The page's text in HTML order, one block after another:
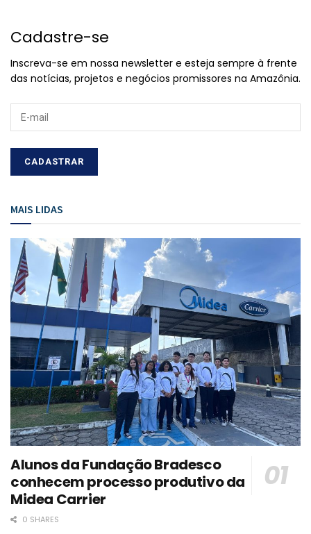
Cadastre-se
Inscreva-se em nossa newsletter e esteja sempre à frente
das notícias, projetos e negócios promissores na Amazônia.
MAIS LIDAS
Alunos da Fundação Bradesco
conhecem processo produtivo da
Midea Carrier
0 SHARES